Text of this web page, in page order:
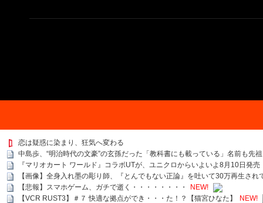
恋は疑惑に染まり、狂気へ変わる
中島歩、“明治時代の文豪”の玄孫だった「教科書にも載っている」名前も先
『マリオカート ワールド』コラボUTが、ユニクロからいよいよ8月10日発
【画像】全身入れ墨の彫り師、『とんでもない正論』を吐いて30万再生され
【悲報】スマホゲーム、ガチで逝く・・・・・・・・
NEW!
【VCR RUST3】＃７ 快適な拠点ができ・・・た！？【猫宮ひなた】
NEW!